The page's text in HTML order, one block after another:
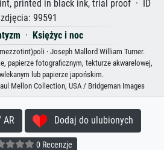
printed in black ink, trial proof · ID
zdjęcia: 99591
· Księżyc i noc
· Joseph Mallord William Turner.
papierze fotograficznym, tekturze akwarelowej,
lub papierze japońskim.
Mellon Collection, USA / Bridgeman Images
Dodaj do ulubionych
0 Recenzje